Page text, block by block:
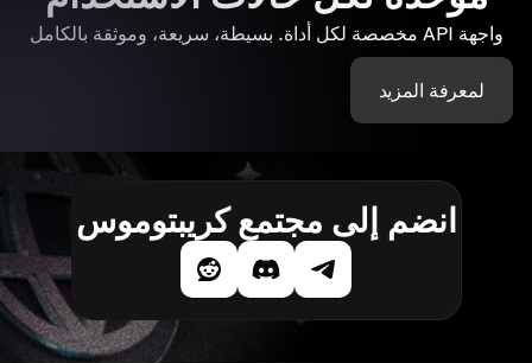
واجهة API مخصصة لكل أداة. بسيطة، سريعة، وموثقة بالكامل
لمعرفة المزيد
انضم إلى مجتمع كريبتوموس